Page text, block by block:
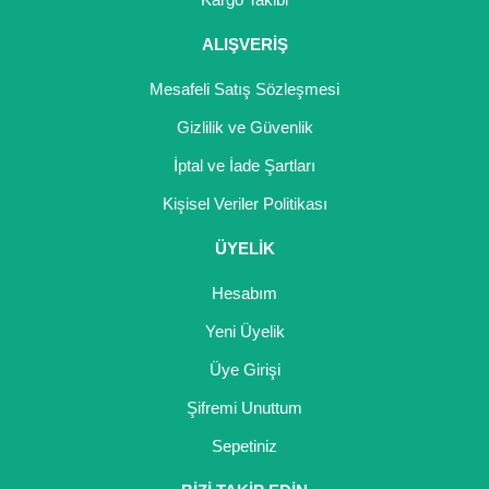
ALIŞVERİŞ
Mesafeli Satış Sözleşmesi
Gizlilik ve Güvenlik
İptal ve İade Şartları
Kişisel Veriler Politikası
ÜYELİK
Hesabım
Yeni Üyelik
Üye Girişi
Şifremi Unuttum
Sepetiniz